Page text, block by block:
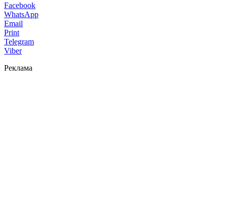
Facebook
WhatsApp
Email
Print
Telegram
Viber
Реклама